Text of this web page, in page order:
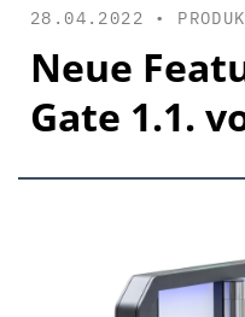
28.04.2022 •
Neue
Gate 1.1.